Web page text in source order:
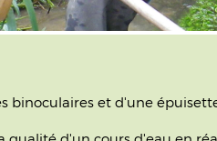
binoculaires et d'une